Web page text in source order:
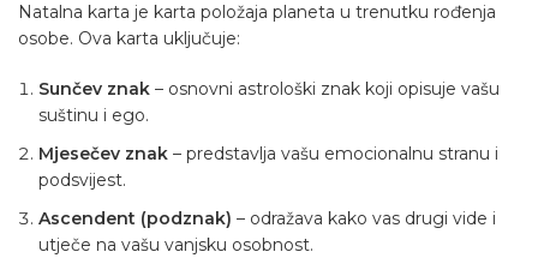
Natalna karta je karta položaja planeta u trenutku rođenja
osobe. Ova karta uključuje:
Sunčev znak – osnovni astrološki znak koji opisuje vašu
suštinu i ego.
Mjesečev znak – predstavlja vašu emocionalnu stranu i
podsvijest.
Ascendent (podznak) – odražava kako vas drugi vide i
utječe na vašu vanjsku osobnost.